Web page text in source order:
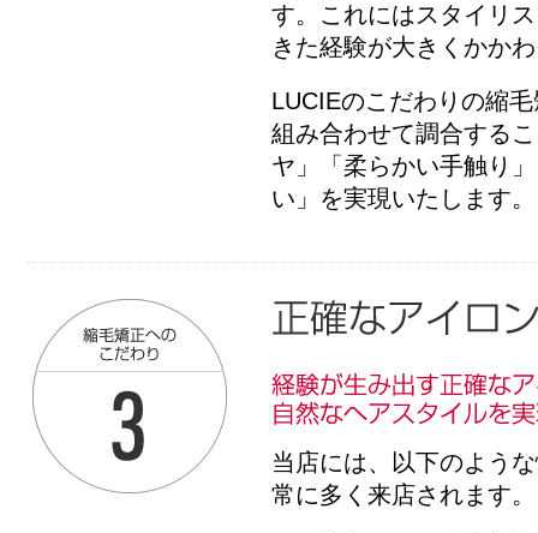
す。これにはスタイリ
きた経験が大きくかか
LUCIEのこだわりの縮
組み合わせて調合する
ヤ」「柔らかい手触り
い」を実現いたします。
当店には、以下のよう
常に多く来店されます。